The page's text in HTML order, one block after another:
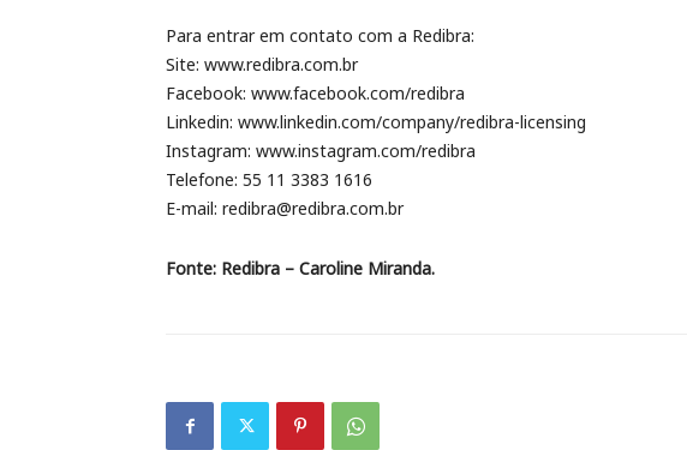
Para entrar em contato com a Redibra:
Site: www.redibra.com.br
Facebook: www.facebook.com/redibra
Linkedin: www.linkedin.com/company/redibra-licensing
Instagram: www.instagram.com/redibra
Telefone: 55 11 3383 1616
E-mail: redibra@redibra.com.br
Fonte: Redibra – Caroline Miranda.